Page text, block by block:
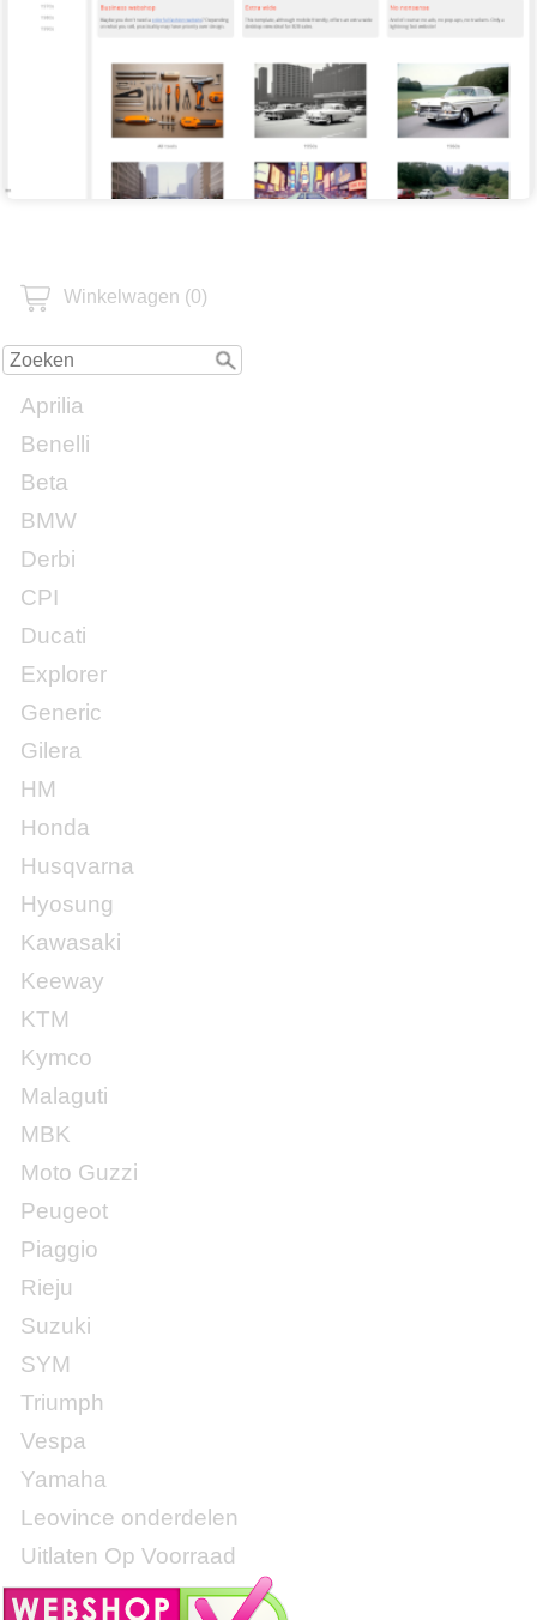
Winkelwagen (0)
Aprilia
Benelli
Beta
BMW
Derbi
CPI
Ducati
Explorer
Generic
Gilera
HM
Honda
Husqvarna
Hyosung
Kawasaki
Keeway
KTM
Kymco
Malaguti
MBK
Moto Guzzi
Peugeot
Piaggio
Rieju
Suzuki
SYM
Triumph
Vespa
Yamaha
Leovince onderdelen
Uitlaten Op Voorraad